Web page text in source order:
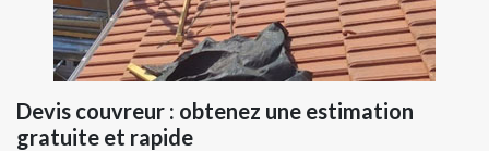
Devis couvreur : obtenez une estimation
gratuite et rapide